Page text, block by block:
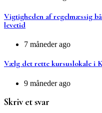
Vigtigheden af regelmæssig
levetid
7 måneder ago
Vælg det rette kursuslokale i
9 måneder ago
Skriv et svar